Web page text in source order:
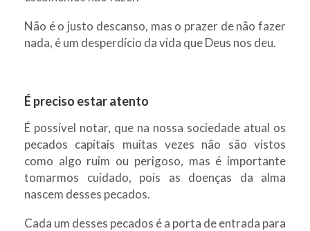
Não é o justo descanso, mas o prazer de não fazer
nada, é um desperdício da vida que Deus nos deu.
É preciso estar atento
É possível notar, que na nossa sociedade atual os
pecados capitais muitas vezes não são vistos
como algo ruim ou perigoso, mas é importante
tomarmos cuidado, pois as doenças da alma
nascem desses pecados.
Cada um desses pecados é a porta de entrada para